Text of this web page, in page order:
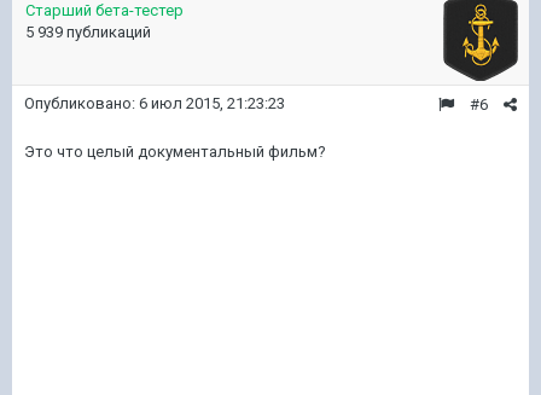
Старший бета-тестер
5 939 публикаций
#6
Опубликовано: 6 июл 2015, 21:23:23
Это что целый документальный фильм?